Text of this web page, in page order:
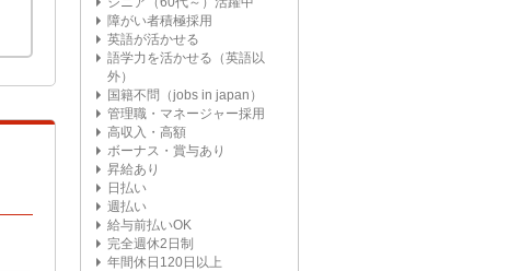
障がい者積極採用
英語が活かせる
語学力を活かせる（英語以
外）
国籍不問（jobs in japan）
管理職・マネージャー採用
高収入・高額
ボーナス・賞与あり
昇給あり
日払い
週払い
給与前払いOK
完全週休2日制
年間休日120日以上